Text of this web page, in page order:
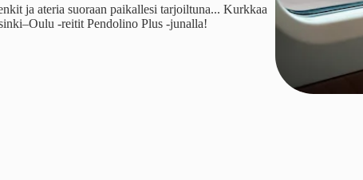
ja ateria suoraan paikallesi tarjoiltuna... Kurkkaa
-reitit Pendolino Plus -junalla!